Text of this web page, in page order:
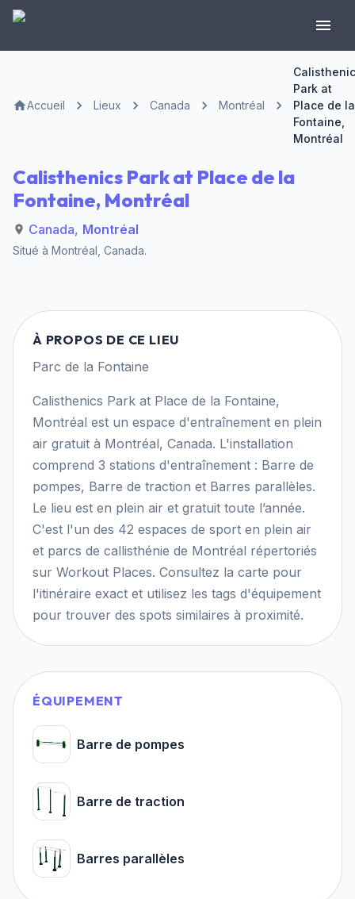
Accueil Lieux Canada Montréal
Park at
Place de la
Fontaine,
Montréal
Calisthenics Park at Place de la
Fontaine, Montréal
Canada, Montréal
Situé à Montréal Canada.
À PROPOS DE CE LIEU
Parc de la Fontaine
Calisthenics Park at Place de la Fontaine,
Montréal est un espace d'entraînement en plein
air gratuit à Montréal, Canada. L'installation
comprend 3 stations d'entraînement : Barre de
pompes, Barre de traction et Barres parallèles.
Le lieu est en plein air et gratuit toute l’année.
C'est l'un des 42 espaces de sport en plein air
et parcs de callisthénie de Montréal répertoriés
sur Workout Places. Consultez la carte pour
l'itinéraire exact et utilisez les tags d'équipement
pour trouver des spots similaires à proximité.
ÉQUIPEMENT
Barre de pompes
Barre de traction
Barres parallèles